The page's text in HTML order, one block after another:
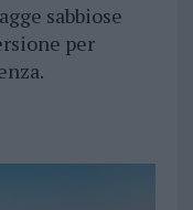
sabbiose
per